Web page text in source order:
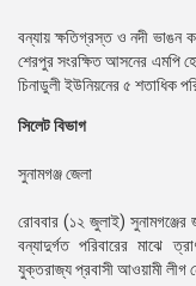
বন্যায় ক্ষতিগ্রস্ত ও নদী ভাঙন
শেরপুর সংরক্ষিত আসনের এমপি
চিনাডুলী ইউনিয়নের ৫ শতাধিক
সিলেট বিভাগ
সুনামগঞ্জ জেলা
রোববার (১২ জুলাই) সুনামগঞ্জের
বন্যাদুর্গত পরিবারের মাঝে
যুক্তরাজ্য প্রবাসী আওয়ামী লীগ